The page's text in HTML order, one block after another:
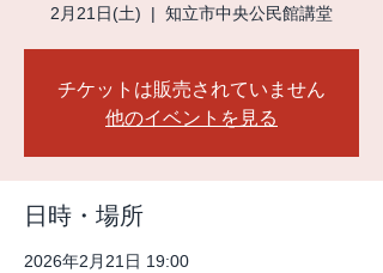
2月21日(土)
  |
知立市中央公民館講堂
チケットは販売されていません
他のイベントを見る
日時・場所
2026年2月21日 19:00